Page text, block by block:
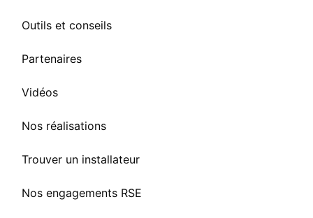
Outils et conseils
Partenaires
Vidéos
Nos réalisations
Trouver un installateur
Nos engagements RSE